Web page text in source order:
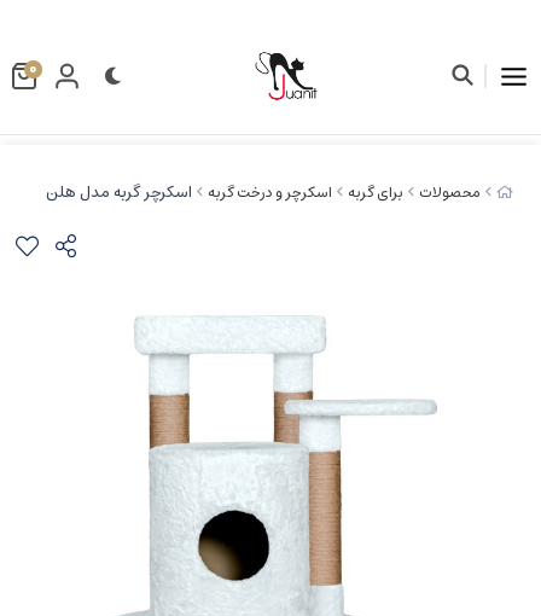
محصولات برای گربه اسکرچر و درخت گربه اسکرچر گربه مدل هلن
0